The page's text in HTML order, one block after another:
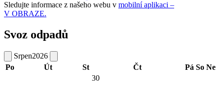
Sledujte informace z našeho webu v mobilní aplikaci –
V OBRAZE.
Svoz odpadů
Srpen2026
Po
Út St Čt Pá So Ne
30